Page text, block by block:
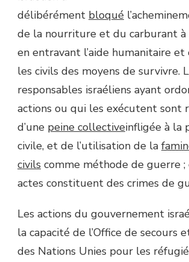
délibérément bloqué
de la nourriture et du carburant à
en entravant l’aide humanitaire
les civils des moyens de survivre.
responsables israéliens ayant
actions ou qui les exécutent sont
d’une peine collectiveinfligée à la
civile, et de l’utilisation de la
civils comme méthode de guerre ;
actes constituent des crimes de
Les actions du gouvernement
la capacité de l’Office de secours
des Nations Unies pour les